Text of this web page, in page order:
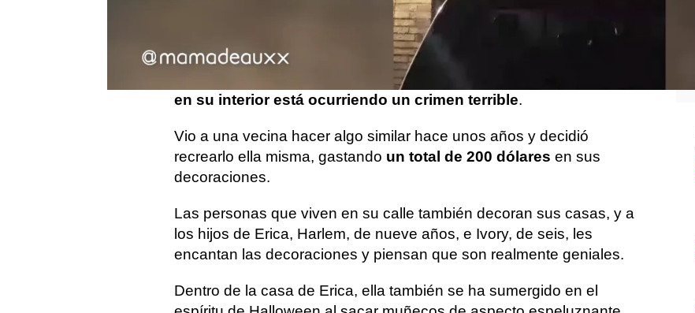
Erica Evans, de 39 años
, compró un proyector que ilumina la
ventana del piso de arriba de su casa,
en su interior está ocurriendo un crimen terrible.
Vio a una vecina hacer algo similar hace unos años y decidió
recrearlo ella misma, gastando un total de 200 dólares en sus
decoraciones.
Las personas que viven en su calle también decoran sus casas, y a
los hijos de Erica, Harlem, de nueve años, e Ivory, de seis, les
encantan las decoraciones y piensan que son realmente geniales.
Dentro de la casa de Erica, ella también se ha sumergido en el